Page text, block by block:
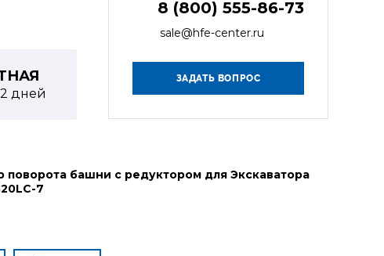
дней
8 (800) 555-86-73
sale@hfe-center.ru
поворота башни с редуктором для Экскаватора
7